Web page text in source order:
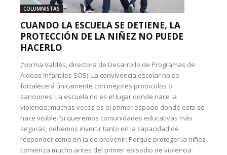
COLUMNISTAS
CUANDO LA ESCUELA SE DETIENE, LA
PROTECCIÓN DE LA NIÑEZ NO PUEDE
HACERLO
(Norma Valdés, directora de Desarrollo de Programas de
Aldeas Infantiles SOS): La convivencia escolar no se
fortalecerá únicamente con mejores protocolos o
sanciones. La escuela no es el lugar donde nace la
violencia; muchas veces es el primer espacio donde esta se
hace visible. Si queremos comunidades educativas más
seguras, debemos invertir tanto en la capacidad de
responder como en la de prevenir. Porque proteger la niñez
comienza mucho antes del primer episodio de violencia.